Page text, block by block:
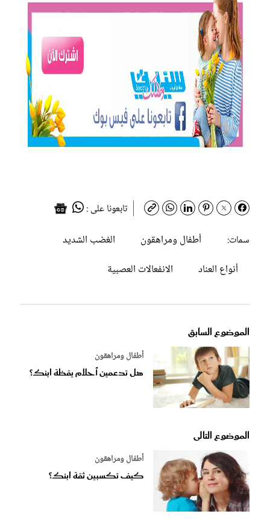
تابعونا على :
سمات:
أطفال ومراهقون
الغضب الشديد
أنواع العناد
الانفعالات العصبية
الموضوع السابق
أطفال ومراهقون
هل تدعمين أحلام يقظة ابنك؟
الموضوع التالى
أطفال ومراهقون
كيف تكسبين ثقة ابنك؟